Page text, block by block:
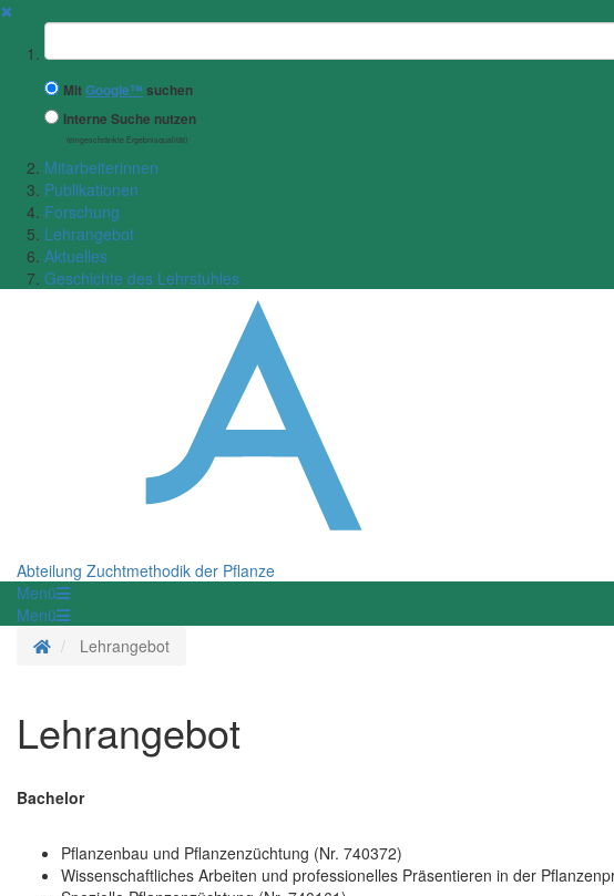
✖
Suchbegriff
MitGoogle™ suchen
Interne Suche nutzen
(eingeschränkte Ergebnisqualität)
Mitarbeiterinnen
Publikationen
Forschung
Lehrangebot
Aktuelles
Geschichte des Lehrstuhles
Abteilung Zuchtmethodik der Pflanze
Menü
Menü
StartseiteLehrangebot
Lehrangebot
Bachelor
Pflanzenbau und Pflanzenzüchtung (Nr. 740372)
Wissenschaftliches Arbeiten und professionelles Präsentieren in der